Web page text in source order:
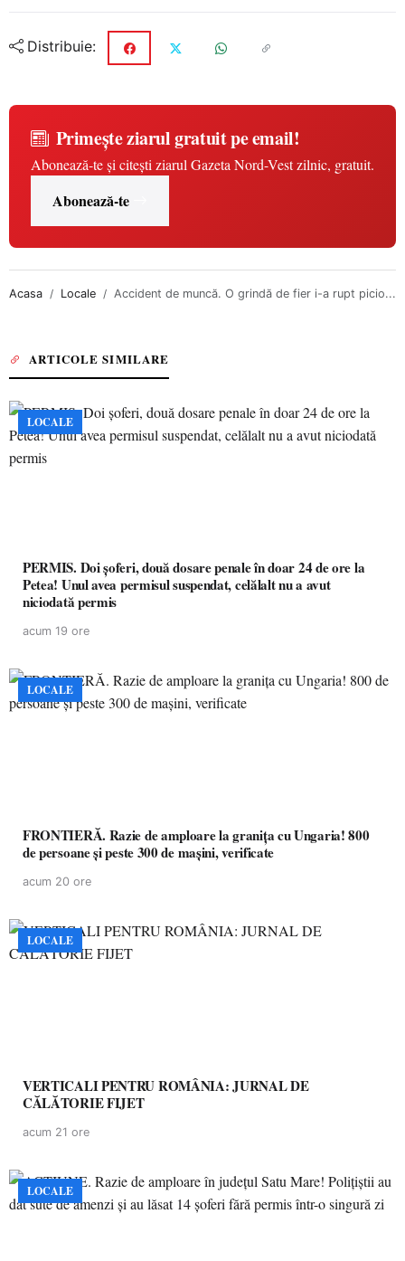
Distribuie:
Primește ziarul gratuit pe email!
Abonează-te și citești ziarul Gazeta Nord-Vest zilnic, gratuit.
Abonează-te
Acasa Locale Accident de muncă. O grindă de fier i-a rupt picio...
ARTICOLE SIMILARE
LOCALE
PERMIS. Doi șoferi, două dosare penale în doar 24 de ore la
Petea! Unul avea permisul suspendat, celălalt nu a avut
niciodată permis
acum 19 ore
LOCALE
FRONTIERĂ. Razie de amploare la granița cu Ungaria! 800
de persoane și peste 300 de mașini, verificate
acum 20 ore
LOCALE
VERTICALI PENTRU ROMÂNIA: JURNAL DE
CĂLĂTORIE FIJET
acum 21 ore
LOCALE